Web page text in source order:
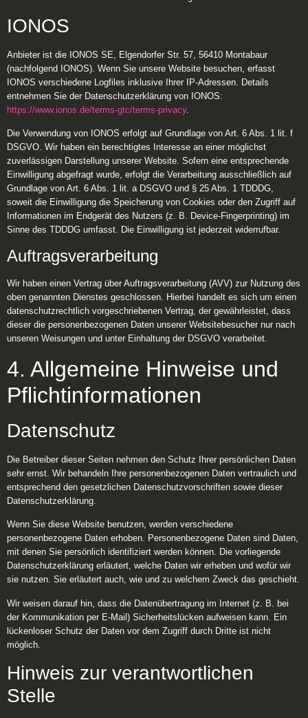
IONOS
Anbieter ist die IONOS SE, Elgendorfer Str. 57, 56410 Montabaur
(nachfolgend IONOS). Wenn Sie unsere Website besuchen, erfasst
IONOS verschiedene Logfiles inklusive Ihrer IP-Adressen. Details
entnehmen Sie der Datenschutzerklärung von IONOS:
https://www.ionos.de/terms-gtc/terms-privacy.
Die Verwendung von IONOS erfolgt auf Grundlage von Art. 6 Abs. 1 lit. f
DSGVO. Wir haben ein berechtigtes Interesse an einer möglichst
zuverlässigen Darstellung unserer Website. Sofern eine entsprechende
Einwilligung abgefragt wurde, erfolgt die Verarbeitung ausschließlich auf
Grundlage von Art. 6 Abs. 1 lit. a DSGVO und § 25 Abs. 1 TDDDG,
soweit die Einwilligung die Speicherung von Cookies oder den Zugriff auf
Informationen im Endgerät des Nutzers (z. B. Device-Fingerprinting) im
Sinne des TDDDG umfasst. Die Einwilligung ist jederzeit widerrufbar.
Auftragsverarbeitung
Wir haben einen Vertrag über Auftragsverarbeitung (AVV) zur Nutzung des
oben genannten Dienstes geschlossen. Hierbei handelt es sich um einen
datenschutzrechtlich vorgeschriebenen Vertrag, der gewährleistet, dass
dieser die personenbezogenen Daten unserer Websitebesucher nur nach
unseren Weisungen und unter Einhaltung der DSGVO verarbeitet.
4. Allgemeine Hinweise und
Pflicht­informationen
Datenschutz
Die Betreiber dieser Seiten nehmen den Schutz Ihrer persönlichen Daten
sehr ernst. Wir behandeln Ihre personenbezogenen Daten vertraulich und
entsprechend den gesetzlichen Datenschutzvorschriften sowie dieser
Datenschutzerklärung.
Wenn Sie diese Website benutzen, werden verschiedene
personenbezogene Daten erhoben. Personenbezogene Daten sind Daten,
mit denen Sie persönlich identifiziert werden können. Die vorliegende
Datenschutzerklärung erläutert, welche Daten wir erheben und wofür wir
sie nutzen. Sie erläutert auch, wie und zu welchem Zweck das geschieht.
Wir weisen darauf hin, dass die Datenübertragung im Internet (z. B. bei
der Kommunikation per E-Mail) Sicherheitslücken aufweisen kann. Ein
lückenloser Schutz der Daten vor dem Zugriff durch Dritte ist nicht
möglich.
Hinweis zur verantwortlichen
Stelle